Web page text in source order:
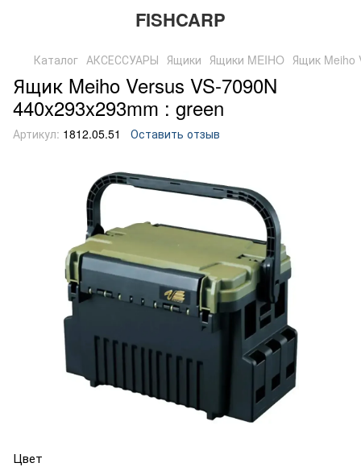
FISHCARP
Каталог АКСЕССУАРЫ Ящики Ящики MEIHO Ящик Meiho
Ящик Meiho Versus VS-7090N
440x293x293mm : green
Артикул: 1812.05.51 Оставить отзыв
Цвет